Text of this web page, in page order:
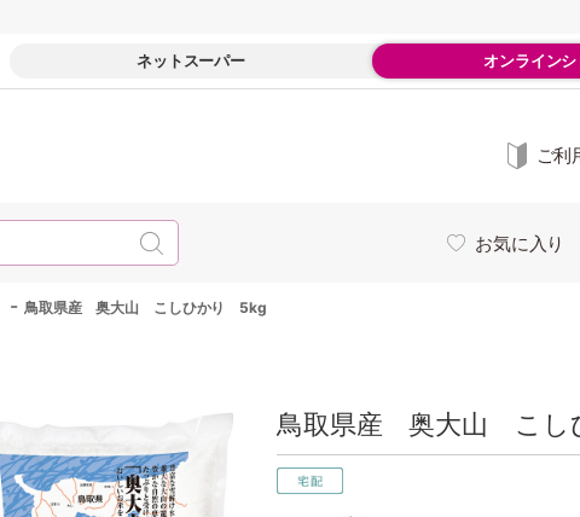
ネットスーパー オンライン
ご利
お気に入り
-鳥取県産 奥大山 こしひかり 5kg
鳥取県産 奥大山 こ